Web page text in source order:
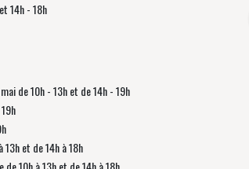
14h - 18h
de 10h - 13h et de 14h - 19h
13h et de 14h à 18h